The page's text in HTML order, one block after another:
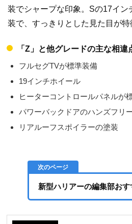
装でシャープな印象。Sの17イン
装で、すっきりとした見た目が特
「Z」と他グレードの主な相違
フルセグTVが標準装備
19インチホイール
ヒーターコントロールパネルが
パワーバックドアのハンズフリ
リアルーフスポイラーの塗装
新型ハリアーの編集部おす